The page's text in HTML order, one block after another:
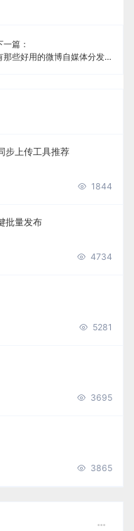
一篇：
有那些好用的微博自媒体分发工具《闲人新媒体管家》
步上传工具推荐
1844
批量发布
4734
5281
3695
3865